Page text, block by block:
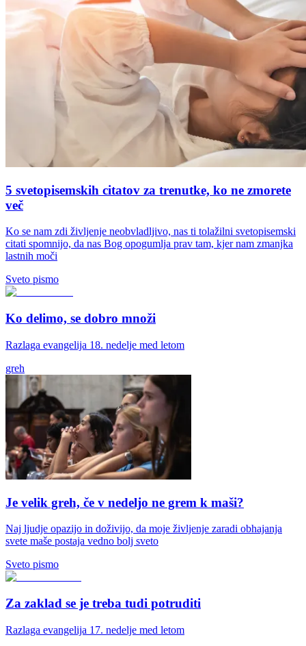
5 svetopisemskih citatov za trenutke, ko ne zmorete
več
Ko se nam zdi življenje neobvladljivo, nas ti tolažilni svetopisemski
citati spomnijo, da nas Bog opogumlja prav tam, kjer nam zmanjka
lastnih moči
Sveto pismo
Ko delimo, se dobro množi
Razlaga evangelija 18. nedelje med letom
greh
Je velik greh, če v nedeljo ne grem k maši?
Naj ljudje opazijo in doživijo, da moje življenje zaradi obhajanja
svete maše postaja vedno bolj sveto
Sveto pismo
Za zaklad se je treba tudi potruditi
Razlaga evangelija 17. nedelje med letom